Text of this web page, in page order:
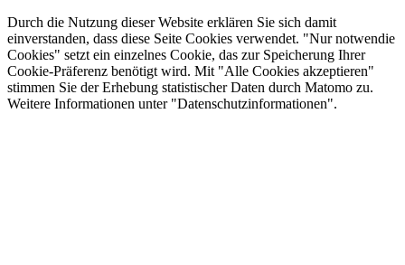
Durch die Nutzung dieser Website erklären Sie sich damit
einverstanden, dass diese Seite Cookies verwendet. "Nur notwendie
Cookies" setzt ein einzelnes Cookie, das zur Speicherung Ihrer
Cookie-Präferenz benötigt wird. Mit "Alle Cookies akzeptieren"
stimmen Sie der Erhebung statistischer Daten durch Matomo zu.
Weitere Informationen unter "Datenschutzinformationen".